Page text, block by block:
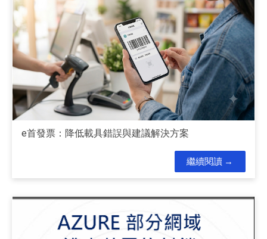
e首發票：降低載具錯誤與建議解決方案
繼續閱讀